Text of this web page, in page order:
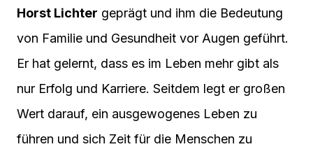
Horst Lichter geprägt und ihm die Bedeutung
von Familie und Gesundheit vor Augen geführt.
Er hat gelernt, dass es im Leben mehr gibt als
nur Erfolg und Karriere. Seitdem legt er großen
Wert darauf, ein ausgewogenes Leben zu
führen und sich Zeit für die Menschen zu